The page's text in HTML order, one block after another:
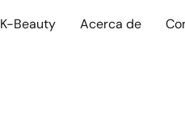
K-Beauty Acerca de